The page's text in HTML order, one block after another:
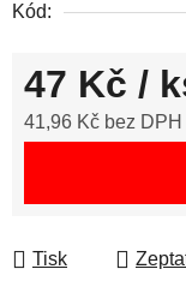
Kód:
47 Kč /
41,96 Kč bez DPH
Tisk